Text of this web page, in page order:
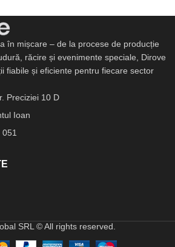
în mișcare – de la procese de producție
răcire și evenimente speciale, Dirove
fiabile și eficiente pentru fiecare sector
Preciziei 10 D
Ioan
SRL © All rights reserved.